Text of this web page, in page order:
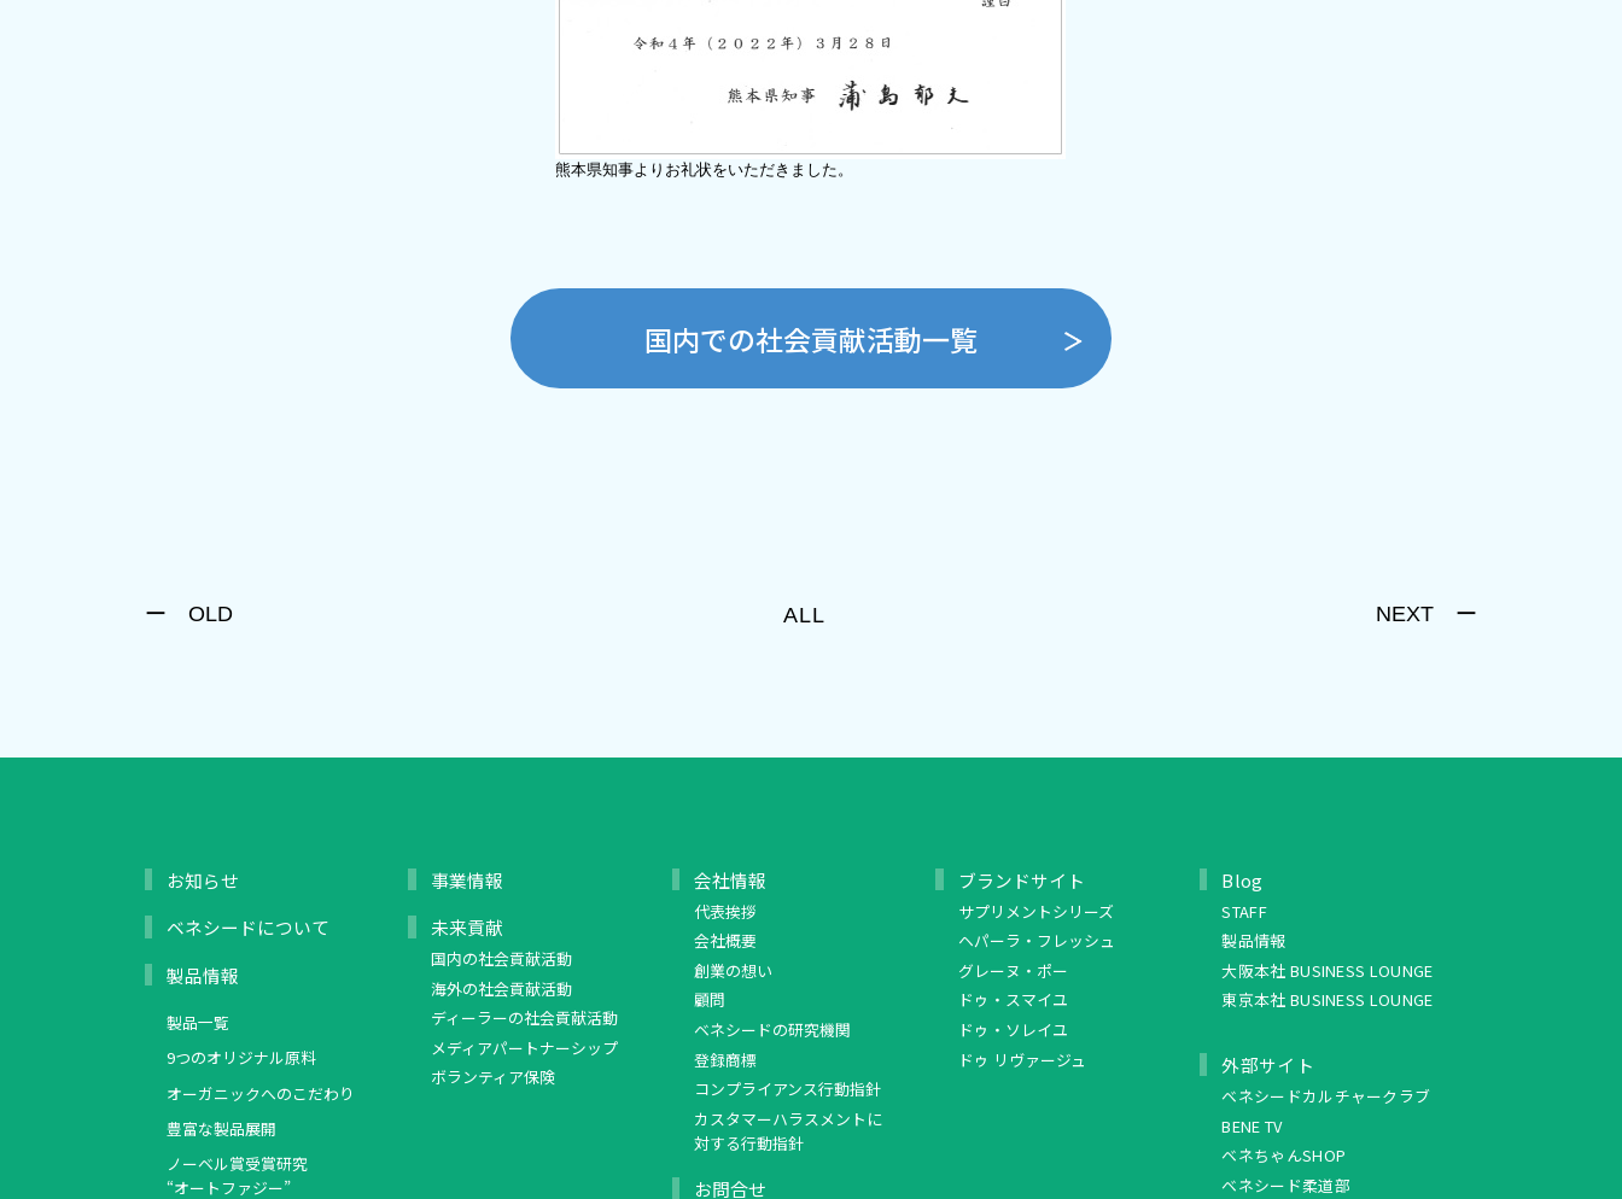
熊本県知事よりお礼状をいただきました。
国内での社会貢献活動一覧
ー OLD ALL NEXT ー
お知らせ
ベネシードについて
製品情報
製品一覧
9つのオリジナル原料
オーガニックへのこだわり
豊富な製品展開
ノーベル賞受賞研究
“オートファジー”
事業情報
未来貢献
国内の社会貢献活動
海外の社会貢献活動
ディーラーの社会貢献活動
メディアパートナーシップ
ボランティア保険
会社情報
代表挨拶
会社概要
創業の想い
顧問
ベネシードの研究機関
登録商標
コンプライアンス行動指針
カスタマーハラスメントに
対する行動指針
お問合せ
ブランドサイト
サプリメントシリーズ
ヘパーラ・フレッシュ
グレーヌ・ポー
ドゥ・スマイユ
ドゥ・ソレイユ
ドゥ リヴァージュ
Blog
STAFF
製品情報
大阪本社 BUSINESS LOUNGE
東京本社 BUSINESS LOUNGE
外部サイト
ベネシードカルチャークラブ
BENE TV
ベネちゃんSHOP
ベネシード柔道部